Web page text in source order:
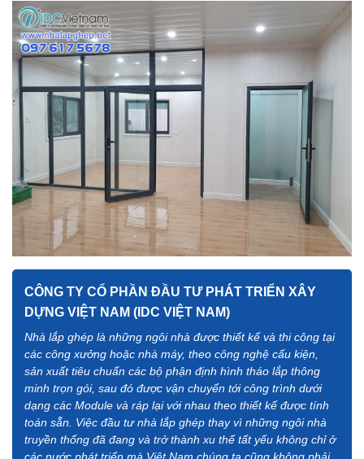
CÔNG TY CỔ PHẦN ĐẦU TƯ PHÁT TRIỂN XÂY
DỰNG VIỆT NAM (IDC VIỆT NAM)
Nhà lắp ghép là những ngôi nhà được thiết kế và thi công tại
các công xưởng hoặc nhà máy, theo công nghệ cấu kiện,
sản xuất tiêu chuẩn các bộ phận định hình tháo lắp thông
minh trọn gói, sau đó được vận chuyển tới công trình dưới
dạng các Module và ráp lại với nhau theo thiết kế được tính
toán sẵn. Việc đầu tư nhà lắp ghép thay vì những ngôi nhà
truyền thống đã đang và trở thành xu thế tất yếu không chỉ ở
các nước phát triển mà Việt Nam chúng ta cũng không phải